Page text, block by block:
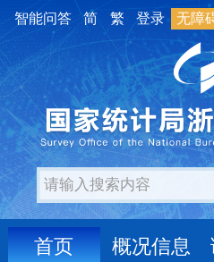
智能问答 简 繁 登录 无障
首页 概况信息